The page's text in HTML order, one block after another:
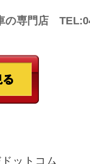
の専門店
ットコム